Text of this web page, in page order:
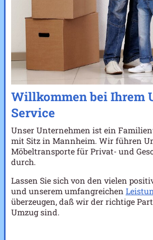
Willkommen bei Ihrem
Service
Unser Unternehmen ist ein
mit Sitz in Mannheim. Wir führen
Möbeltransporte für Privat- und
durch.
Lassen Sie sich von den vielen
und unserem umfangreichen
überzeugen, daß wir der richtige
Umzug sind.